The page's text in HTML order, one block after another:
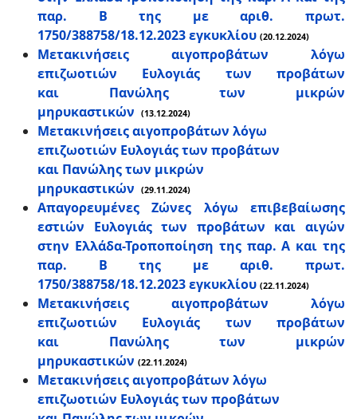
παρ. Β της με αριθ. πρωτ.
1750/388758/18.12.2023 εγκυκλίου (20.12.2024)
Μετακινήσεις αιγοπροβάτων λόγω
επιζωοτιών Ευλογιάς των προβάτων
και Πανώλης των μικρών
μηρυκαστικών
(13.12.2024)
Μετακινήσεις αιγοπροβάτων λόγω
επιζωοτιών Ευλογιάς των προβάτων
και Πανώλης των μικρών
μηρυκαστικών
(29.11.2024)
Απαγορευμένες Ζώνες λόγω επιβεβαίωσης
εστιών Ευλογιάς των προβάτων και αιγών
στην Ελλάδα-Τροποποίηση της παρ. Α και της
παρ. Β της με αριθ. πρωτ.
1750/388758/18.12.2023 εγκυκλίου (22.11.2024)
Μετακινήσεις αιγοπροβάτων λόγω
επιζωοτιών Ευλογιάς των προβάτων
και Πανώλης των μικρών
μηρυκαστικών (22.11.2024)
Μετακινήσεις αιγοπροβάτων λόγω
επιζωοτιών Ευλογιάς των προβάτων